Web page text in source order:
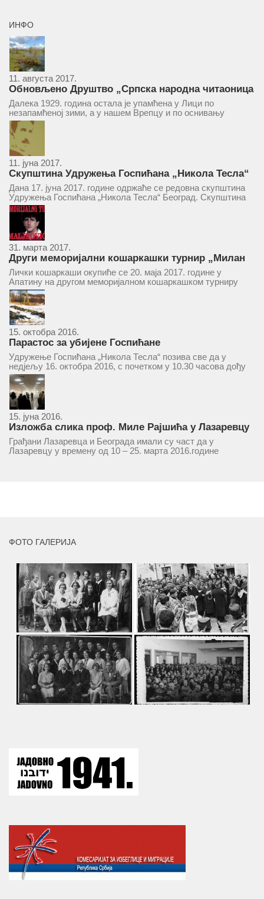
ИНФО
11. августа 2017.
Обновљено Друштво „Српска народна читаоница
и књижница“ у Врепцу
Далека 1929. година остала је упамћена у Лици по
незапамћеној зими, а у нашем Врепцу и по оснивању
Друштва „Српска народна читаоница и књижница у
Врепцу“. Потакнути потребом за културним и духовним
уздизањем група...
11. јуна 2017.
Скупштина Удружења Госпићана „Никола Тесла“
у суботу 17. јуна 2017.
Дана 17. јуна 2017. године одржаће се редовна скупштина
Удружења Госпићана „Никола Тесла“ Београд. Скупштина
ће се одржати у простору ресторана „Тесла“, Савски трг бр.
9 Београд, у 11 часова. За Скупштину је предложен...
31. марта 2017.
Други меморијални кошаркашки турнир „Милан
Маљковић Маљак“ у Апатину 20. маја 2017.
Лички кошаркаши окупиће се 20. маја 2017. године у
Апатину на другом меморијалном кошаркашком турниру
„Милан Маљковић Маљак“. Као и прошле године,
учествоваће екипе Госпића, Личког Осика, Плашког, као и
комбинована екипа кошаркаша из...
15. октобра 2016.
Парастос за убијене Госпићане
Удружење Госпићана „Никола Тесла“ позива све да у
недјељу 16. октобра 2016, с почетком у 10.30 часова дођу
у цркву Светог оца Николаја у Борчи (Улица Вука Караџића
1), гдје ће бити служен парастос за...
15. јуна 2016.
Изложба слика проф. Миле Рајшића у Лазаревцу
Грађани Лазаревца и Београда имали су част да у
Лазаревцу у времену од 10 – 25. марта 2016.године
ФОТО ГАЛЕРИЈА